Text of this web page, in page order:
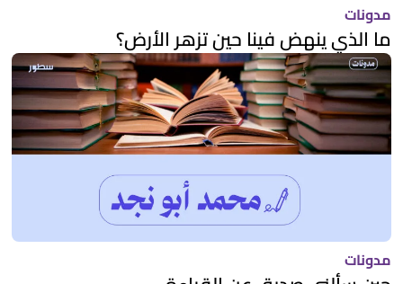
مدونات
ما الذي ينهض فينا حين تزهر الأرض؟
مدونات